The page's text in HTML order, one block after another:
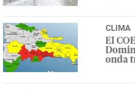
CLIMA
El
onda